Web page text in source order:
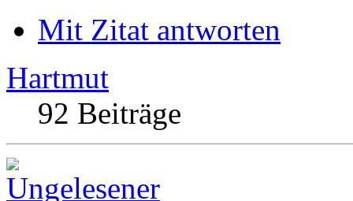
Mit Zitat antworten
Hartmut
92 Beiträge